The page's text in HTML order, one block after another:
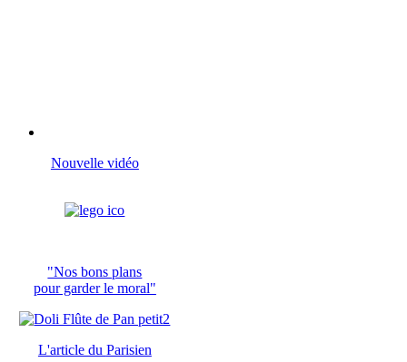
Nouvelle vidéo
"Nos bons plans
pour garder le moral"
L'article du Parisien